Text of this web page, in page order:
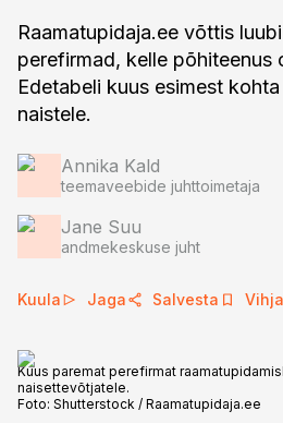
Raamatupidaja.ee võttis
perefirmad, kelle põhiteenus
Edetabeli kuus esimest
naistele.
Annika Kald
teemaveebide juhttoimetaja
Jane Suu
andmekeskuse juht
Kuula Jaga Salvesta Vihja
Kuus paremat perefirmat
naisettevõtjatele.
Foto: Shutterstock / Raamatupidaja.ee